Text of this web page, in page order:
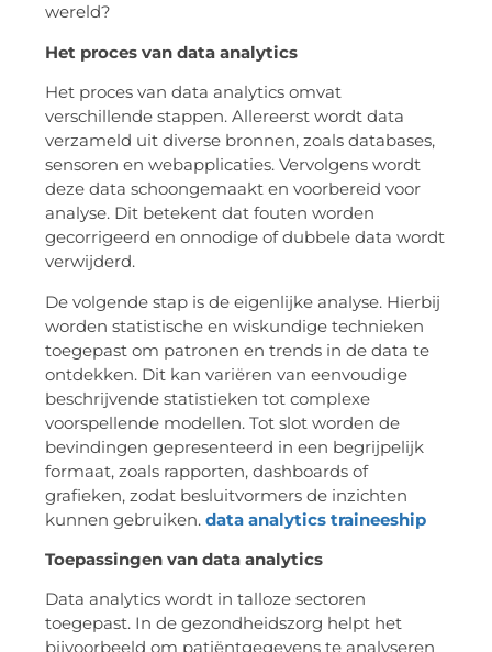
wereld?
Het proces van data analytics
Het proces van data analytics omvat
verschillende stappen. Allereerst wordt data
verzameld uit diverse bronnen, zoals databases,
sensoren en webapplicaties. Vervolgens wordt
deze data schoongemaakt en voorbereid voor
analyse. Dit betekent dat fouten worden
gecorrigeerd en onnodige of dubbele data wordt
verwijderd.
De volgende stap is de eigenlijke analyse. Hierbij
worden statistische en wiskundige technieken
toegepast om patronen en trends in de data te
ontdekken. Dit kan variëren van eenvoudige
beschrijvende statistieken tot complexe
voorspellende modellen. Tot slot worden de
bevindingen gepresenteerd in een begrijpelijk
formaat, zoals rapporten, dashboards of
grafieken, zodat besluitvormers de inzichten
kunnen gebruiken. data analytics traineeship
Toepassingen van data analytics
Data analytics wordt in talloze sectoren
toegepast. In de gezondheidszorg helpt het
bijvoorbeeld om patiëntgegevens te analyseren